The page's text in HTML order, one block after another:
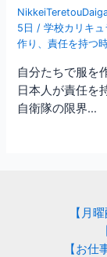
5日 /学校カリキ
作り、責任を持つ
自分たちで服を
日本人が責任を
自衛隊の限界…
【月
【お仕